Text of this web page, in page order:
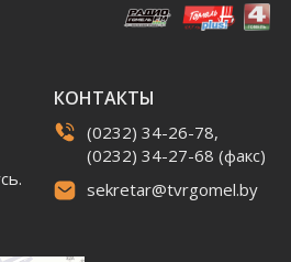
КОНТАКТЫ
(0232) 34-26-78,
(0232) 34-27-68 (факс)
sekretar@tvrgomel.by